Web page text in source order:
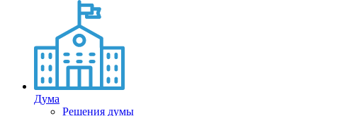
Дума
Решения думы